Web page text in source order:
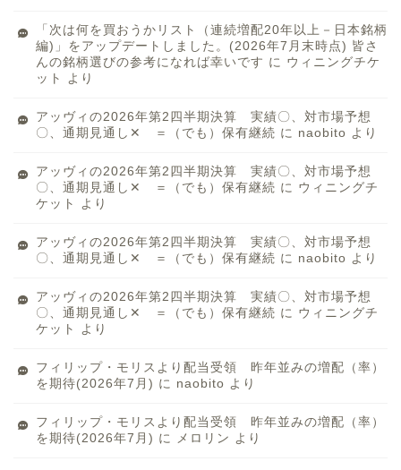
「次は何を買おうかリスト（連続増配20年以上－日本銘柄
編)」をアップデートしました。(2026年7月末時点) 皆さ
んの銘柄選びの参考になれば幸いです に ウィニングチケ
ット
より
アッヴィの2026年第2四半期決算 実績〇、対市場予想
〇、通期見通し✕ ＝（でも）保有継続 に naobito より
アッヴィの2026年第2四半期決算 実績〇、対市場予想
〇、通期見通し✕ ＝（でも）保有継続 に ウィニングチ
ケット
より
アッヴィの2026年第2四半期決算 実績〇、対市場予想
〇、通期見通し✕ ＝（でも）保有継続 に naobito より
アッヴィの2026年第2四半期決算 実績〇、対市場予想
〇、通期見通し✕ ＝（でも）保有継続 に ウィニングチ
ケット
より
フィリップ・モリスより配当受領 昨年並みの増配（率）
を期待(2026年7月) に naobito より
フィリップ・モリスより配当受領 昨年並みの増配（率）
を期待(2026年7月) に メロリン より